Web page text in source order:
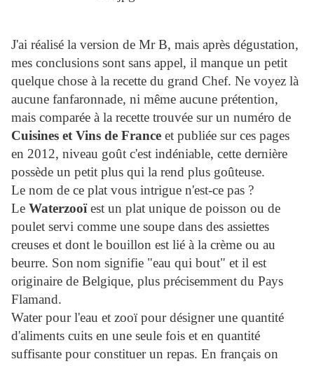
J'ai réalisé la version de Mr B, mais après dégustation,
mes conclusions sont sans appel, il manque un petit
quelque chose à la recette du grand Chef. Ne voyez là
aucune fanfaronnade, ni même aucune prétention,
mais comparée à la recette trouvée sur un numéro de
Cuisines et Vins de France et publiée sur ces pages
en 2012, niveau goût c'est indéniable, cette dernière
possède un petit plus qui la rend plus goûteuse.
Le nom de ce plat vous intrigue n'est-ce pas ?
Le Waterzooïest un plat unique de poisson ou de
poulet servi comme une soupe dans des assiettes
creuses et dont le bouillon est lié à la crème ou au
beurre. Son nom signifie "eau qui bout" et il est
originaire de Belgique, plus précisemment du Pays
Flamand.
Water pour l'eau et zooï pour désigner une quantité
d'aliments cuits en une seule fois et en quantité
suffisante pour constituer un repas. En français on